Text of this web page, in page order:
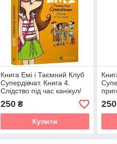
Книга Емі і Таємний Клуб
Супердівчат. Книга 4.
Слідство під час канікул/
Агнєшка Мєлех
(українською)
250₴
Купити
250